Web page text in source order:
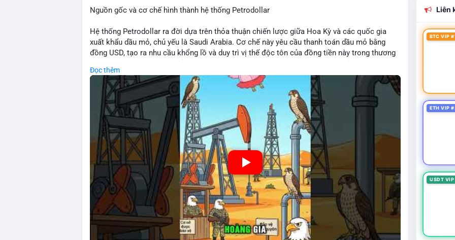
Nguồn gốc và cơ chế hình thành hệ thống Petrodollar
Hệ thống Petrodollar ra đời dựa trên thỏa thuận chiến lược giữa Hoa Kỳ và các quốc gia
xuất khẩu dầu mỏ, chủ yếu là Saudi Arabia. Cơ chế này yêu cầu thanh toán dầu mỏ bằng
đồng USD, tạo ra nhu cầu khổng lồ và duy trì vị thế độc tôn của đồng tiền này trong thương
mạnh tài chính Mỹ và ảnh hưởng trực tiếp đến dòng vốn toàn cầu.
🎥 Xem video trực tiếp tại:
Nguồn: Cú Thông Thái
Đọc thêm
Liên
BTC VIP
ETH VIP
USDT